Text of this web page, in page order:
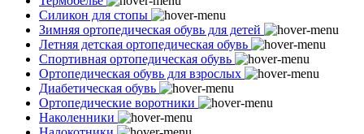
Силикон для стопы
Зимняя ортопедическая обувь для детей
Летняя детская ортопедическая обувь
Спортивная ортопедическая обувь
Ортопедическая обувь для взрослых
Диабетическая обувь
Ортопедические воротники
Наколенники